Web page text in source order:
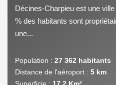
Décines-Charpieu est une
% des habitants sont
une...
Population : 27 362 habitants
Distance de l'aéroport : 5 km
Superficie : 17,2 Km²